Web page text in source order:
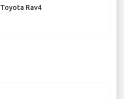
Toyota Rav4